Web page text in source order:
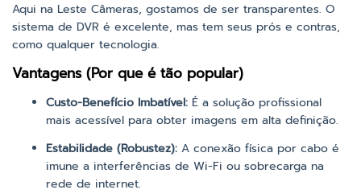
Aqui na Leste Câmeras, gostamos de ser transparentes. O
sistema de DVR é excelente, mas tem seus prós e contras,
como qualquer tecnologia.
Vantagens (Por que é tão popular)
Custo-Benefício Imbatível: É a solução profissional
mais acessível para obter imagens em alta definição.
Estabilidade (Robustez): A conexão física por cabo é
imune a interferências de Wi-Fi ou sobrecarga na
rede de internet.